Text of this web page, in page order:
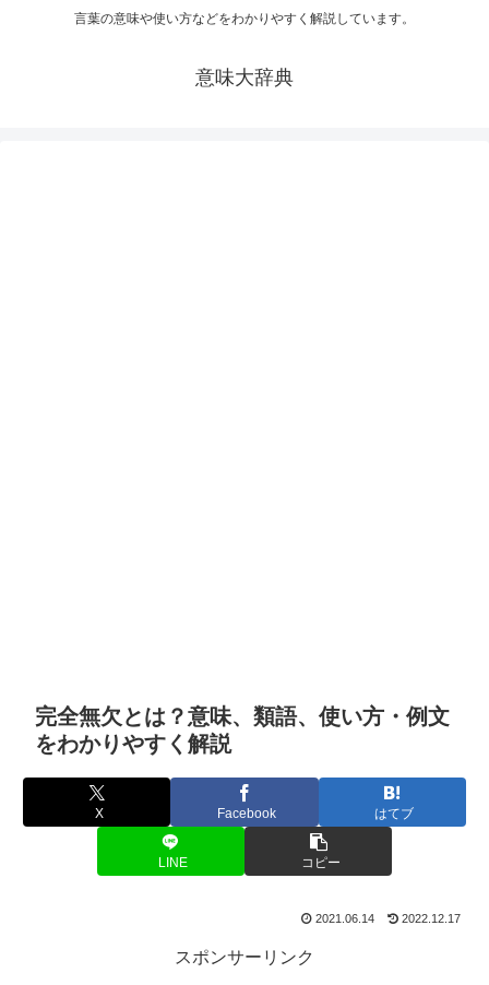
言葉の意味や使い方などをわかりやすく解説しています。
意味大辞典
完全無欠とは？意味、類語、使い方・例文
をわかりやすく解説
X Facebook はてブ
LINE コピー
2021.06.14 2022.12.17
スポンサーリンク